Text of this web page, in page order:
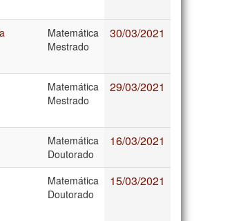
Matemática
Mestrado
30/03/2021
Matemática
Mestrado
29/03/2021
Matemática
Doutorado
16/03/2021
Matemática
Doutorado
15/03/2021